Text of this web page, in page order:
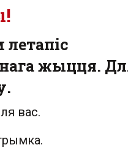
жыцця.
вас.